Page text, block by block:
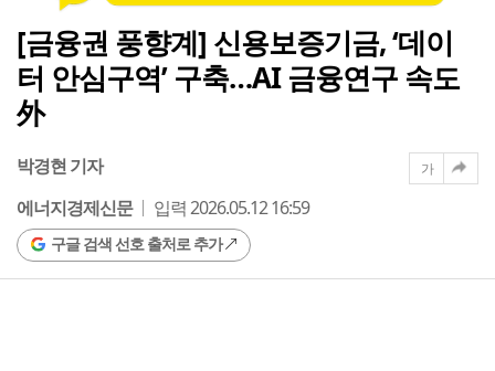
[금융권 풍향계] 신용보증기금, ‘데이
터 안심구역’ 구축…AI 금융연구 속도
外
박경현 기자
에너지경제신문
입력 2026.05.12 16:59
구글 검색 선호 출처로 추가
가